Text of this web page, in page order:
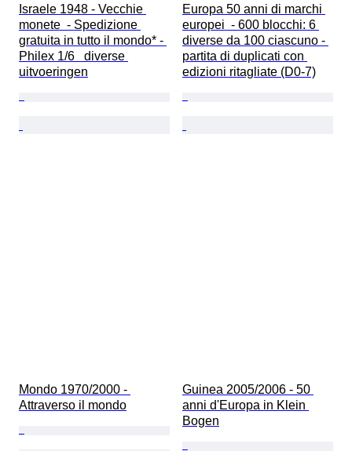
Israele 1948 - Vecchie
monete  - Spedizione
gratuita in tutto il mondo* -
Philex 1/6   diverse
uitvoeringen
Europa 50 anni di marchi
europei  - 600 blocchi: 6
diverse da 100 ciascuno -
partita di duplicati con
edizioni ritagliate (D0-7)
Mondo 1970/2000 -
Attraverso il mondo
Guinea 2005/2006 - 50
anni d'Europa in Klein
Bogen